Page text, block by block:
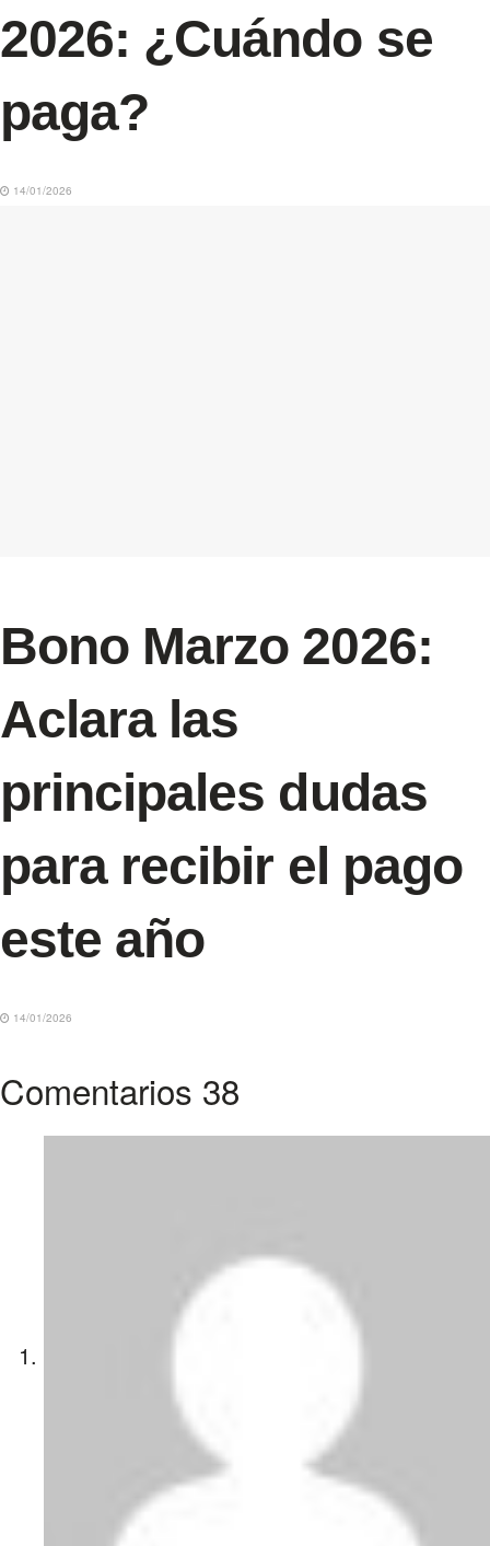
2026: ¿Cuándo se
paga?
14/01/2026
Bono Marzo 2026:
Aclara las
principales dudas
para recibir el pago
este año
14/01/2026
Comentarios 38